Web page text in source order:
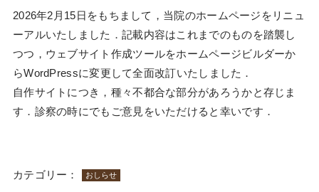
2026年2月15日をもちまして，当院のホームページをリニュ
ーアルいたしました．記載内容はこれまでのものを踏襲し
つつ，ウェブサイト作成ツールをホームページビルダーか
らWordPressに変更して全面改訂いたしました．
自作サイトにつき，種々不都合な部分があろうかと存じま
す．診察の時にでもご意見をいただけると幸いです．
カテゴリー： おしらせ